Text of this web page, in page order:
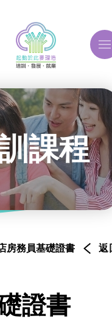
課程
房務員基礎證書 返
證書